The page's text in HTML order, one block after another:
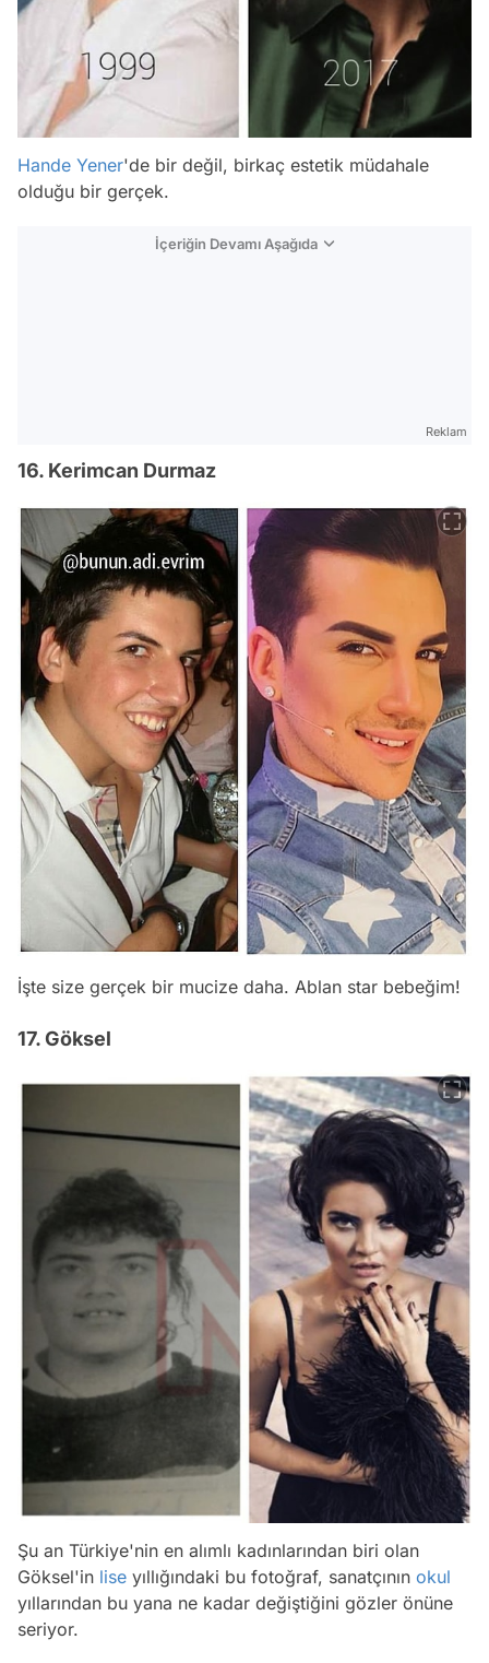
Hande Yener'de bir değil, birkaç estetik müdahale
olduğu bir gerçek.
İçeriğin Devamı Aşağıda
Reklam
16. Kerimcan Durmaz
İşte size gerçek bir mucize daha. Ablan star bebeğim!
17. Göksel
Şu an Türkiye'nin en alımlı kadınlarından biri olan
Göksel'in lise yıllığındaki bu fotoğraf, sanatçının okul
yıllarından bu yana ne kadar değiştiğini gözler önüne
seriyor.